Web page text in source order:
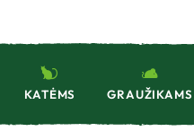
KATĖMS GRAUŽIKAMS